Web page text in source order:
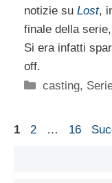
notizie su Lost,
finale della serie,
Si era infatti
off.
Categorie
casting,
Pagina
1 Pagina
2 … Pagina
16